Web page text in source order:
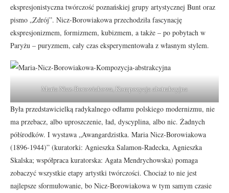
ekspresjonistyczna twórczość poznańskiej grupy artystycznej Bunt oraz
pismo „Zdrój”. Nicz-Borowiakowa przechodziła fascynację
ekspresjonizmem, formizmem, kubizmem, a także – po pobytach w
Paryżu – puryzmem, cały czas eksperymentowała z własnym stylem.
Maria Nicz-Borowiakowa, Kompozycja abstrakcyjna
Była przedstawicielką radykalnego odłamu polskiego modernizmu, nie
ma przebacz, albo uproszczenie, ład, dyscyplina, albo nic. Żadnych
półśrodków. I wystawa „Awangardzistka. Maria Nicz-Borowiakowa
(1896-1944)” (kuratorki: Agnieszka Salamon-Radecka, Agnieszka
Skalska; współpraca kuratorska: Agata Mendrychowska) pomaga
zobaczyć wszystkie etapy artystki twórczości. Chociaż to nie jest
najlepsze sformułowanie, bo Nicz-Borowiakowa w tym samym czasie